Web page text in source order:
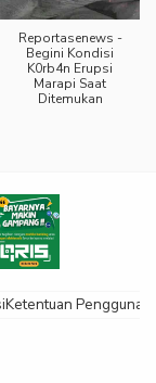
Reportasenews -
Begini Kondisi
K0rb4n Erupsi
Marapi Saat
Ditemukan
Ketentuan Pengguna